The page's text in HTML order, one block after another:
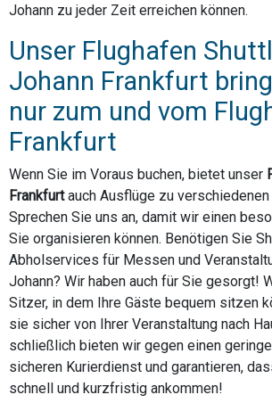
Johann zu jeder Zeit erreichen können.
Unser Flughafen
Johann Frankfurt
nur zum und vom
Frankfurt
Wenn Sie im Voraus buchen, bietet unser
Frankfurtauch Ausflüge zu verschiedenen
Sprechen Sie uns an, damit wir einen
Sie organisieren können. Benötigen Sie
Abholservices für Messen und
Johann? Wir haben auch für Sie gesorgt!
Sitzer, in dem Ihre Gäste bequem sitzen
sie sicher von Ihrer Veranstaltung nach
schließlich bieten wir gegen einen
sicheren Kurierdienst und garantieren,
schnell und kurzfristig ankommen!